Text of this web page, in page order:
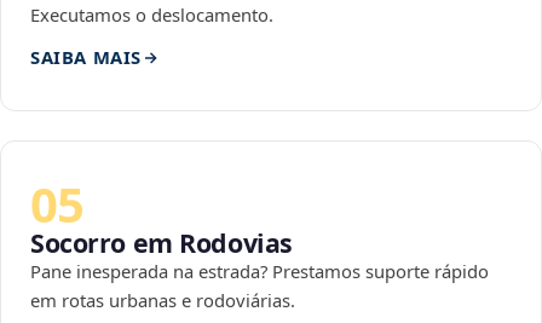
Executamos o deslocamento.
SAIBA MAIS
05
Socorro em Rodovias
Pane inesperada na estrada? Prestamos suporte rápido
em rotas urbanas e rodoviárias.